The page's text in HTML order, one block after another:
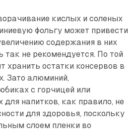
кислых и соленых
фольгу может привести
содержания в них
так не рекомендуется. По той
хранить остатки консервов в
Зато алюминий,
с горчицей или
для напитков, как правило, не
для здоровья, поскольку
слоем пленки во